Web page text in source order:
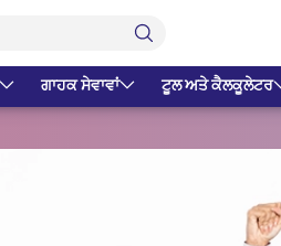
ਗਾਹਕ ਸੇਵਾਵਾਂ ਟੂਲ ਅਤੇ ਕੈਲਕੂਲੇਟਰ